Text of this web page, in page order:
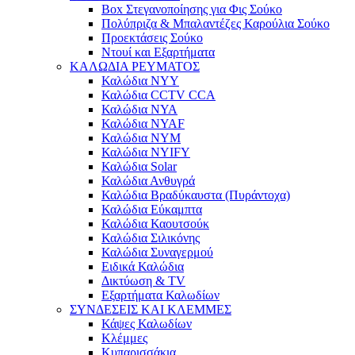
Box Στεγανοποίησης για Φις Σούκο
Πολύπριζα & Μπαλαντέζες Καρούλια Σούκο
Προεκτάσεις Σούκο
Ντουί και Εξαρτήματα
ΚΑΛΩΔΙΑ ΡΕΥΜΑΤΟΣ
Καλώδια NYY
Καλώδια CCTV CCA
Καλώδια NYA
Καλώδια NYAF
Καλώδια NYM
Καλώδια NYIFY
Καλώδια Solar
Καλώδια Ανθυγρά
Καλώδια Βραδύκαυστα (Πυράντοχα)
Καλώδια Εύκαμπτα
Καλώδια Καουτσούκ
Καλώδια Σιλικόνης
Καλώδια Συναγερμού
Ειδικά Καλώδια
Δικτύωση & TV
Εξαρτήματα Καλωδίων
ΣΥΝΔΕΣΕΙΣ ΚΑΙ ΚΛΕΜΜΕΣ
Κάψες Καλωδίων
Κλέμμες
Κυπαρισσάκια